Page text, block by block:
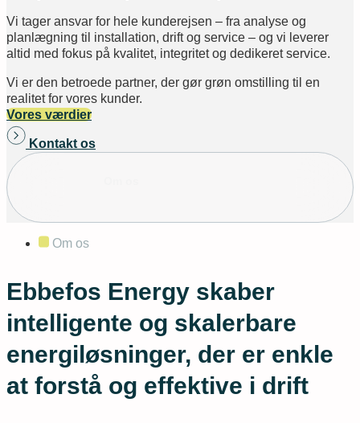
Vi tager ansvar for hele kunderejsen – fra analyse og
planlægning til installation, drift og service – og vi leverer
altid med fokus på kvalitet, integritet og dedikeret service.
Vi er den betroede partner, der gør grøn omstilling til en
realitet for vores kunder.
Vores værdier
Kontakt os
Om os
Ebbefos Energy skaber
intelligente og skalerbare
energiløsninger, der er enkle
at forstå og effektive i drift